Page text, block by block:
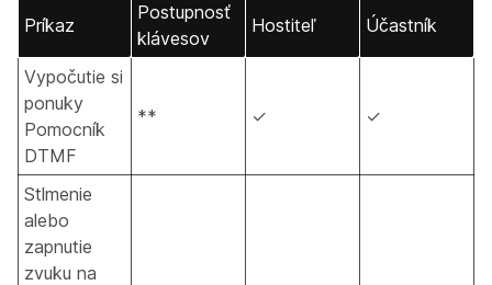
Príkaz
Postupnosť
klávesov
Hostiteľ Účastník
Vypočutie si
ponuky
Pomocník
DTMF
** ✓ ✓
Stlmenie
alebo
zapnutie
zvuku na